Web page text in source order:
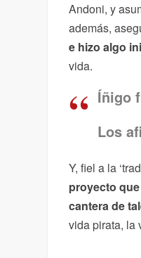
Andoni, y
además,
e hizo algo
vida.
Íñigo
Los
Y, fiel a la
proyecto
cantera de
vida pirata, la